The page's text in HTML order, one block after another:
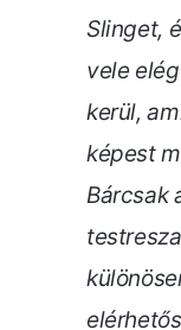
Slinget,
vele
kerül,
képest
Bárcsak